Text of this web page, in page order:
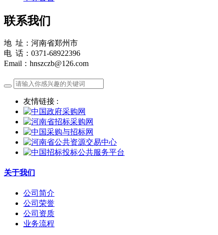
联系我们
地 址：河南省郑州市
电 话：0371-68922396
Email：hnszczb@126.com
友情链接 :
关于我们
公司简介
公司荣誉
公司资质
业务流程